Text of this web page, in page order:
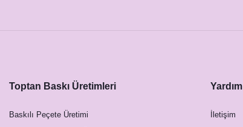
Toptan Baskı Üretimleri
Baskılı Peçete Üretimi
Yardım
İletişim